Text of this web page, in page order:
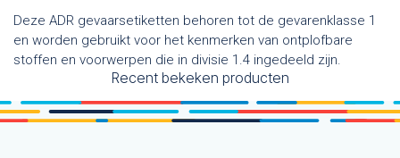
Deze ADR gevaarsetiketten behoren tot de gevarenklasse 1
en worden gebruikt voor het kenmerken van ontplofbare
stoffen en voorwerpen die in divisie 1.4 ingedeeld zijn.
Recent bekeken producten